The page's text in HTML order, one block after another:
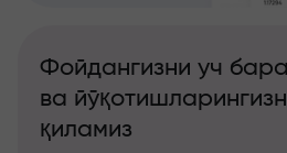
Фойдангизни уч
ва
қиламиз